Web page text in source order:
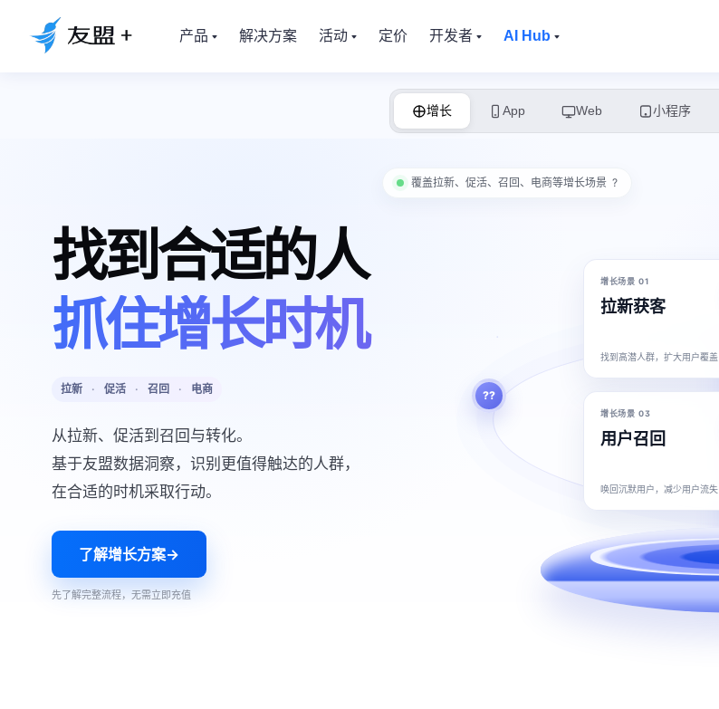
产品 解决方案 活动 定价 开发者 AI Hub
增长 App Web 小程序
覆盖拉新、促活、召回、电商等增长场景 ?
找到合适的人
抓住增长时机
拉新 · 促活 · 召回 · 电商
从拉新、促活到召回与转化。
基于友盟数据洞察，识别更值得触达的人群，
在合适的时机采取行动。
了解增长方案→
先了解完整流程，无需立即充值
??
增长场景 01
拉新获客
找到高潜人群，扩大用户覆盖
增长场景 03
用户召回
唤回沉默用户，减少用户流失